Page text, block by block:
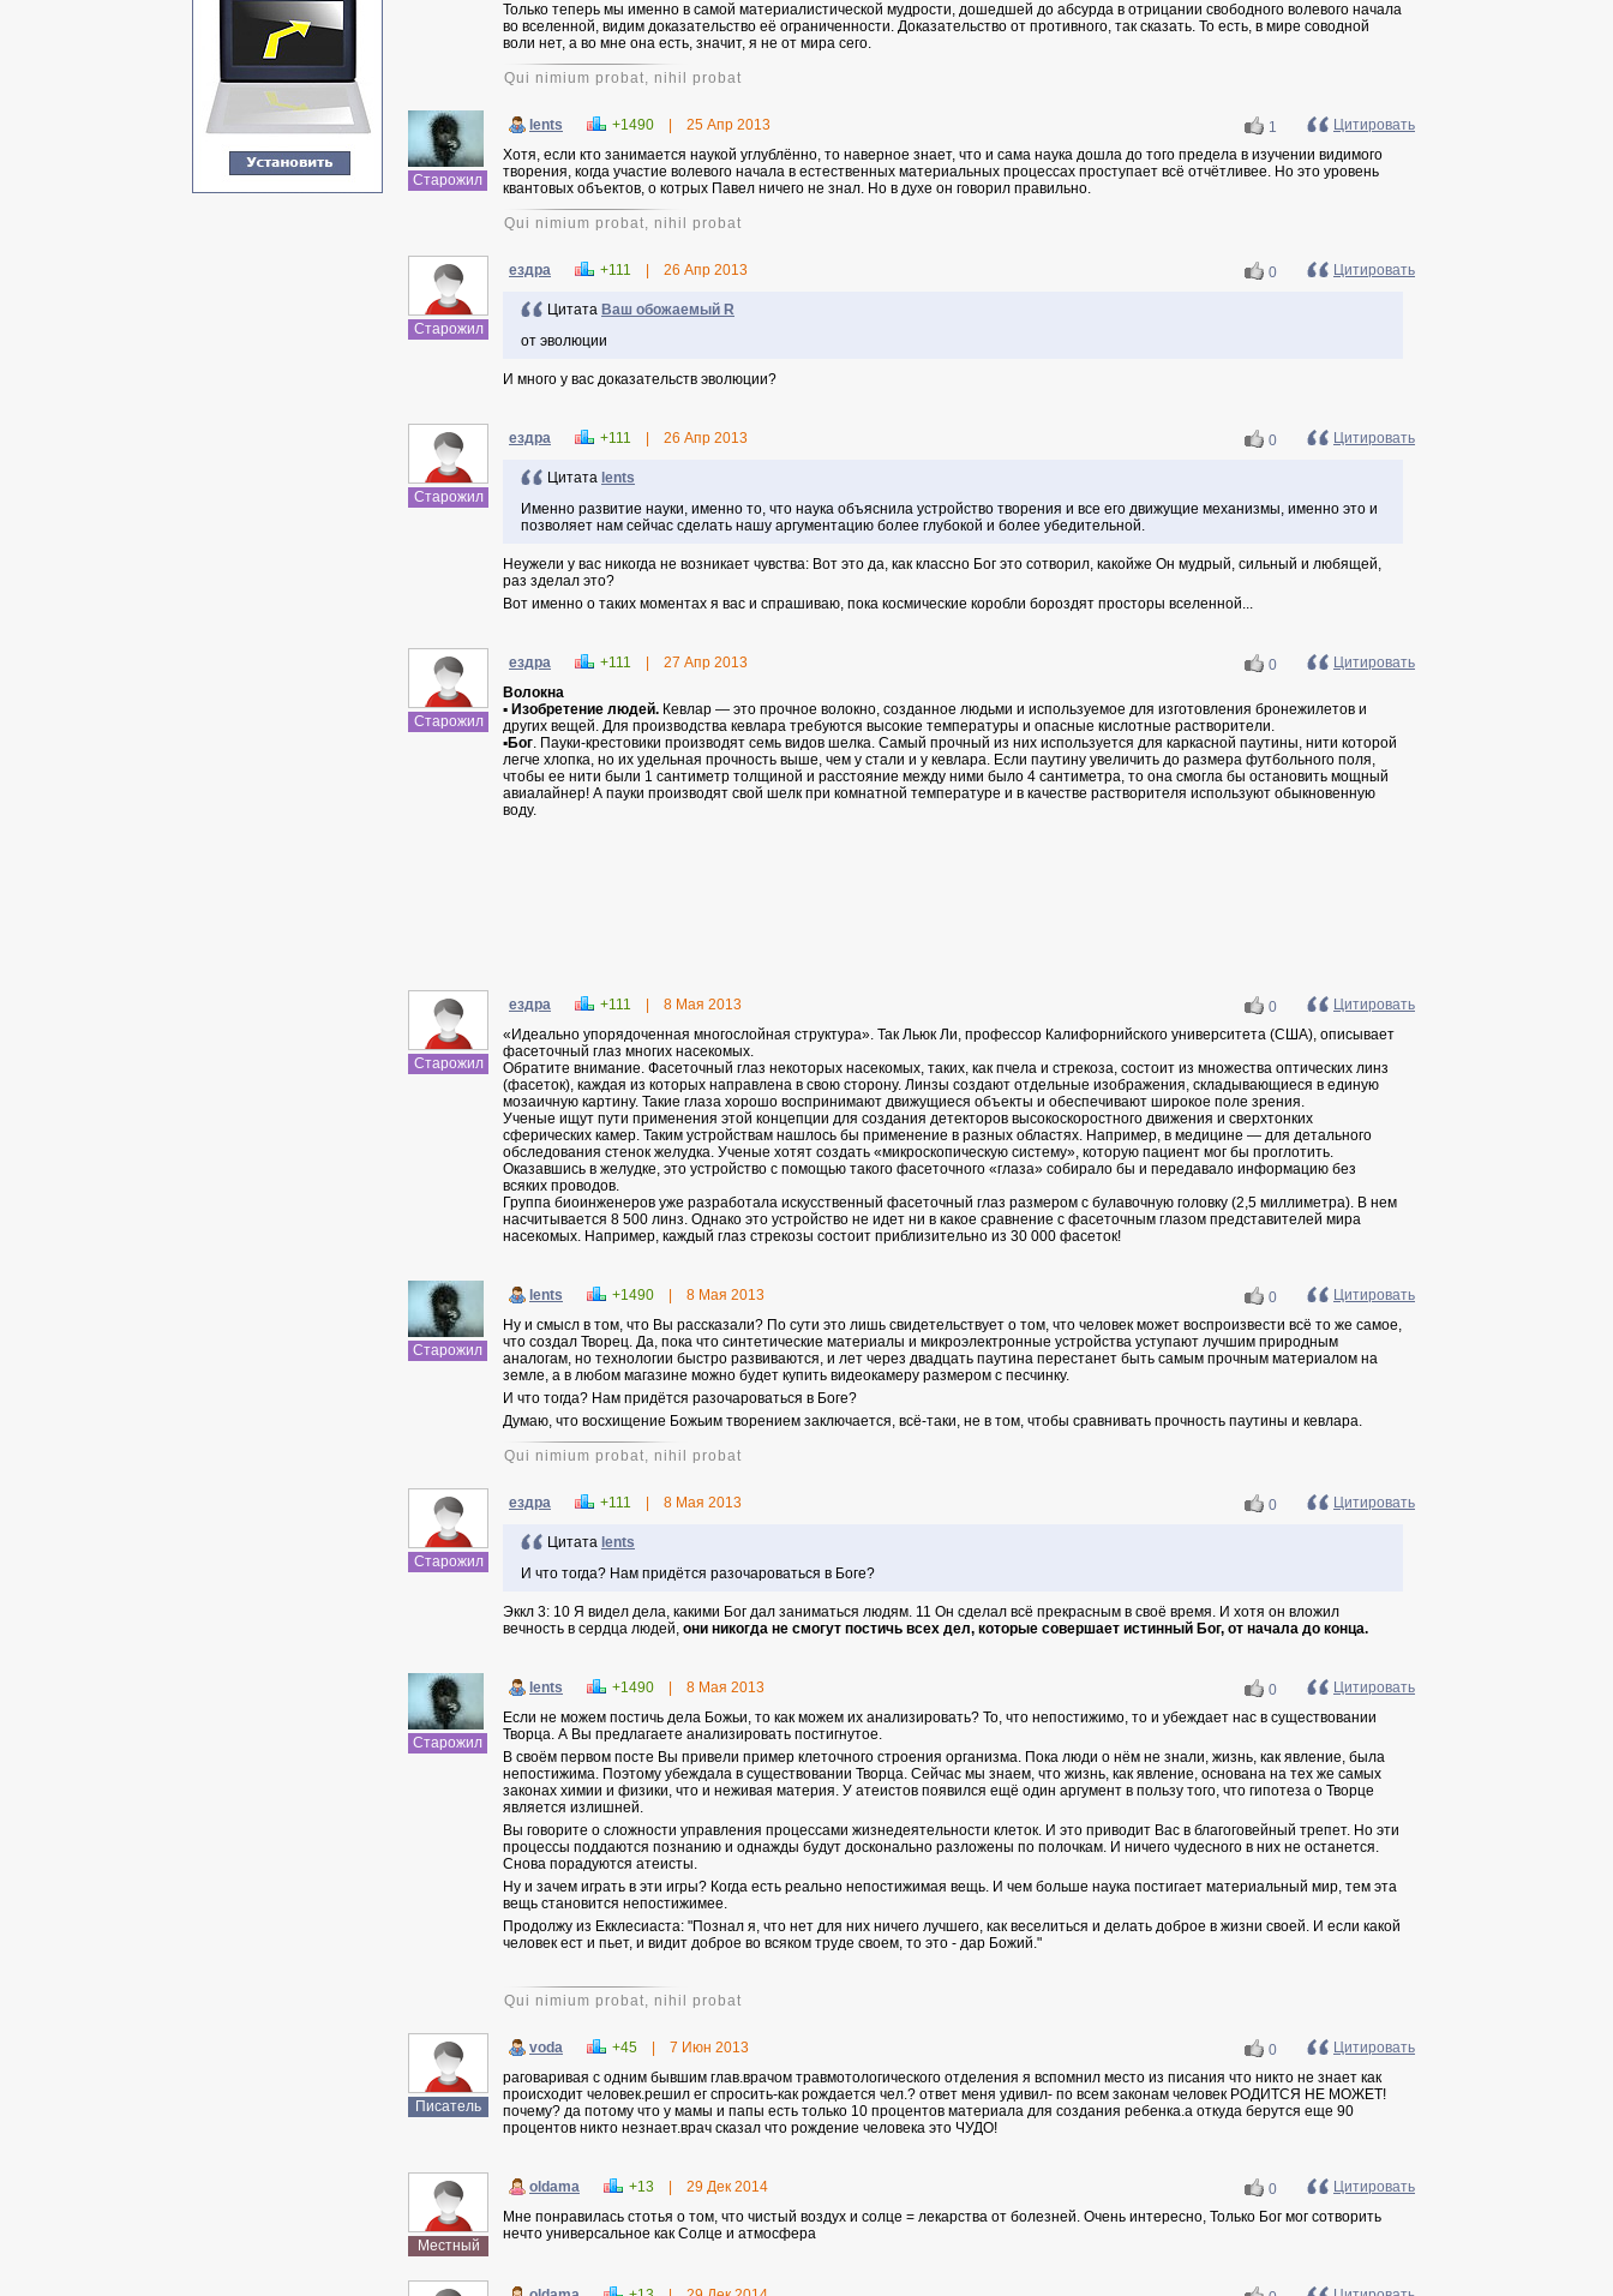
Только теперь мы именно в самой материалистической мудрости, дошедшей до абсурда в отрицании свободного волевого начала
во вселенной, видим доказательство её ограниченности. Доказательство от противного, так сказать. То есть, в мире соводной
воли нет, а во мне она есть, значит, я не от мира сего.
Qui nimium probat, nihil probat
Старожил
lents +1490 25 Апр 2013 1
Цитировать
Хотя, если кто занимается наукой углублённо, то наверное знает, что и сама наука дошла до того предела в изучении видимого
творения, когда участие волевого начала в естественных материальных процессах проступает всё отчётливее. Но это уровень
квантовых объектов, о котрых Павел ничего не знал. Но в духе он говорил правильно.
Qui nimium probat, nihil probat
Старожил
ездра +111 26 Апр 2013 0 Цитировать
Цитата Ваш обожаемый R
от эволюции
И много у вас доказательств эволюции?
Старожил
ездра +111 26 Апр 2013 0 Цитировать
Цитата lents
Именно развитие науки, именно то, что наука объяснила устройство творения и все его движущие механизмы, именно это и
позволяет нам сейчас сделать нашу аргументацию более глубокой и более убедительной.
Неужели у вас никогда не возникает чувства: Вот это да, как классно Бог это сотворил, какойже Он мудрый, сильный и любящей,
раз зделал это?
Вот именно о таких моментах я вас и спрашиваю, пока космические коробли бороздят просторы вселенной...
Старожил
ездра +111 27 Апр 2013 0
Цитировать
Волокна
▪ Изобретение людей. Кевлар — это прочное волокно, созданное людьми и используемое для изготовления бронежилетов и
других вещей. Для производства кевлара требуются высокие температуры и опасные кислотные растворители.
▪Бог. Пауки-крестовики производят семь видов шелка. Самый прочный из них используется для каркасной паутины, нити которой
легче хлопка, но их удельная прочность выше, чем у стали и у кевлара. Если паутину увеличить до размера футбольного поля,
чтобы ее нити были 1 сантиметр толщиной и расстояние между ними было 4 сантиметра, то она смогла бы остановить мощный
авиалайнер! А пауки производят свой шелк при комнатной температуре и в качестве растворителя используют обыкновенную
воду.
Старожил
ездра +111 8 Мая 2013 0
Цитировать
«Идеально упорядоченная многослойная структура». Так Льюк Ли, профессор Калифорнийского университета (США), описывает
фасеточный глаз многих насекомых.
Обратите внимание. Фасеточный глаз некоторых насекомых, таких, как пчела и стрекоза, состоит из множества оптических линз
(фасеток), каждая из которых направлена в свою сторону. Линзы создают отдельные изображения, складывающиеся в единую
мозаичную картину. Такие глаза хорошо воспринимают движущиеся объекты и обеспечивают широкое поле зрения.
Ученые ищут пути применения этой концепции для создания детекторов высокоскоростного движения и сверхтонких
сферических камер. Таким устройствам нашлось бы применение в разных областях. Например, в медицине — для детального
обследования стенок желудка. Ученые хотят создать «микроскопическую систему», которую пациент мог бы проглотить.
Оказавшись в желудке, это устройство с помощью такого фасеточного «глаза» собирало бы и передавало информацию без
всяких проводов.
Группа биоинженеров уже разработала искусственный фасеточный глаз размером с булавочную головку (2,5 миллиметра). В нем
насчитывается 8 500 линз. Однако это устройство не идет ни в какое сравнение с фасеточным глазом представителей мира
насекомых. Например, каждый глаз стрекозы состоит приблизительно из 30 000 фасеток!
Старожил
lents +1490 8 Мая 2013 0
Цитировать
Ну и смысл в том, что Вы рассказали? По сути это лишь свидетельствует о том, что человек может воспроизвести всё то же самое,
что создал Творец. Да, пока что синтетические материалы и микроэлектронные устройства уступают лучшим природным
аналогам, но технологии быстро развиваются, и лет через двадцать паутина перестанет быть самым прочным материалом на
земле, а в любом магазине можно будет купить видеокамеру размером с песчинку.
И что тогда? Нам придётся разочароваться в Боге?
Думаю, что восхищение Божьим творением заключается, всё-таки, не в том, чтобы сравнивать прочность паутины и кевлара.
Qui nimium probat, nihil probat
Старожил
ездра +111 8 Мая 2013 0 Цитировать
Цитата lents
И что тогда? Нам придётся разочароваться в Боге?
Эккл 3: 10 Я видел дела, какими Бог дал заниматься людям. 11 Он сделал всё прекрасным в своё время. И хотя он вложил
вечность в сердца людей, они никогда не смогут постичь всех дел, которые совершает истинный Бог, от начала до конца.
Старожил
lents +1490 8 Мая 2013 0
Цитировать
Если не можем постичь дела Божьи, то как можем их анализировать? То, что непостижимо, то и убеждает нас в существовании
Творца. А Вы предлагаете анализировать постигнутое.
В своём первом посте Вы привели пример клеточного строения организма. Пока люди о нём не знали, жизнь, как явление, была
непостижима. Поэтому убеждала в существовании Творца. Сейчас мы знаем, что жизнь, как явление, основана на тех же самых
законах химии и физики, что и неживая материя. У атеистов появился ещё один аргумент в пользу того, что гипотеза о Творце
является излишней.
Вы говорите о сложности управления процессами жизнедеятельности клеток. И это приводит Вас в благоговейный трепет. Но эти
процессы поддаются познанию и однажды будут досконально разложены по полочкам. И ничего чудесного в них не останется.
Снова порадуются атеисты.
Ну и зачем играть в эти игры? Когда есть реально непостижимая вещь. И чем больше наука постигает материальный мир, тем эта
вещь становится непостижимее.
Продолжу из Екклесиаста: "Познал я, что нет для них ничего лучшего, как веселиться и делать доброе в жизни своей. И если какой
человек ест и пьет, и видит доброе во всяком труде своем, то это - дар Божий."
Qui nimium probat, nihil probat
Писатель
voda +45 7 Июн 2013 0
Цитировать
раговаривая с одним бывшим глав.врачом травмотологического отделения я вспомнил место из писания что никто не знает как
происходит человек.решил ег спросить-как рождается чел.? ответ меня удивил- по всем законам человек РОДИТСЯ НЕ МОЖЕТ!
почему? да потому что у мамы и папы есть только 10 процентов материала для создания ребенка.а откуда берутся еще 90
процентов никто незнает.врач сказал что рождение человека это ЧУДО!
Местный
oldama +13 29 Дек 2014 0
Цитировать
Мне понравилась стотья о том, что чистый воздух и солце = лекарства от болезней. Очень интересно, Только Бог мог сотворить
нечто универсальное как Солце и атмосфера